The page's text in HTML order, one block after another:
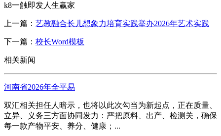
k8一触即发人生赢家
上一篇： 艺教融合长儿想象力培育实践举办2026年艺术实践
下一篇： 校长Word模板
相关新闻
河南省2026年全平易
双汇相关担任人暗示，也将以此次勾当为新起点，正在质量、
立异、义务三方面协同发力：严把原料、出产、检测关，确保
每一款产物平安、养分、健康；...